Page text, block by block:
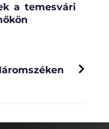
a temesvári